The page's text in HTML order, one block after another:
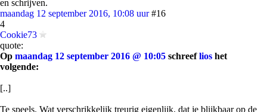
en schrijven.
maandag 12 september 2016, 10:08 uur #16
4
Cookie73
quote:
Op maandag 12 september 2016 @ 10:05 schreeflios het
volgende:
[..]
Te speels. Wat verschrikkelijk treurig eigenlijk, dat je blijkbaar op de